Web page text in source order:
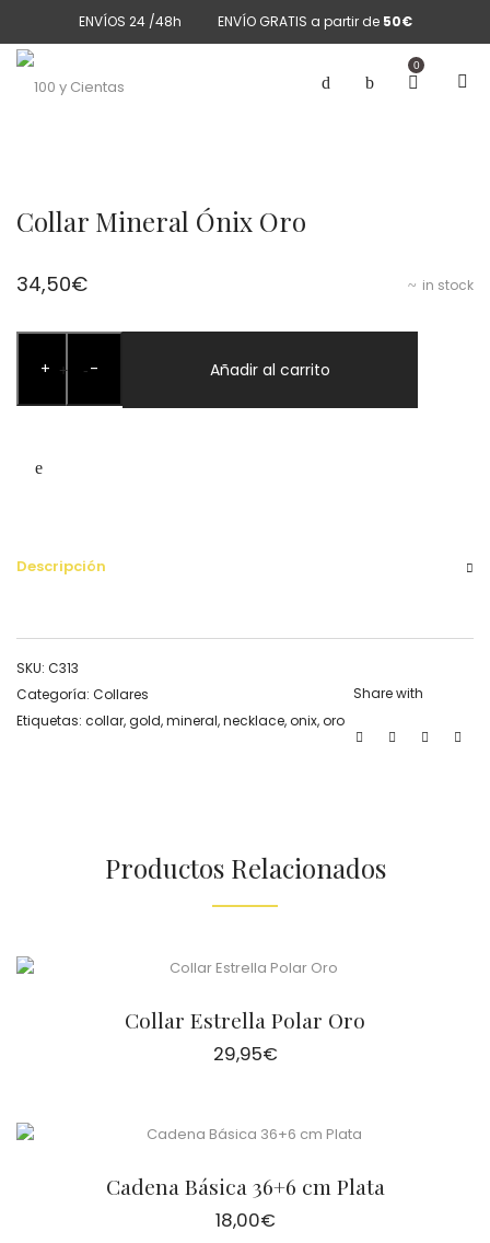
ENVÍOS 24 /48h ENVÍO GRATIS a partir de 50€
0
Collar Mineral Ónix Oro
in stock
34,50€
+ -Mineral
+ - Añadir al carrito
Descripción
SKU: C313
Categoría: Collares
Etiquetas: collar,gold,mineral,necklace,onix,oro
Share with
Productos Relacionados
Collar Estrella Polar Oro
29,95€
Cadena Básica 36+6 cm Plata
18,00€